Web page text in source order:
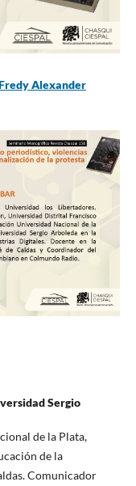
Alexander
Sergio
de la Plata,
de la
Comunicador